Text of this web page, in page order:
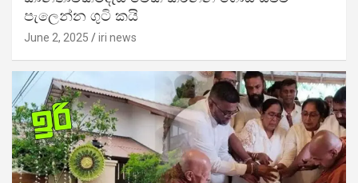
පැලෙන්න ගුටි කයි
June 2, 2025 iri news